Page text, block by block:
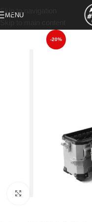
Skip to navigation
MENU
-20%